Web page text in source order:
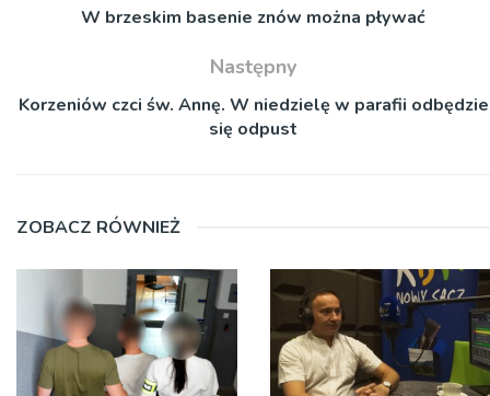
W brzeskim basenie znów można pływać
Następny
Korzeniów czci św. Annę. W niedzielę w parafii odbędzie
się odpust
ZOBACZ RÓWNIEŻ